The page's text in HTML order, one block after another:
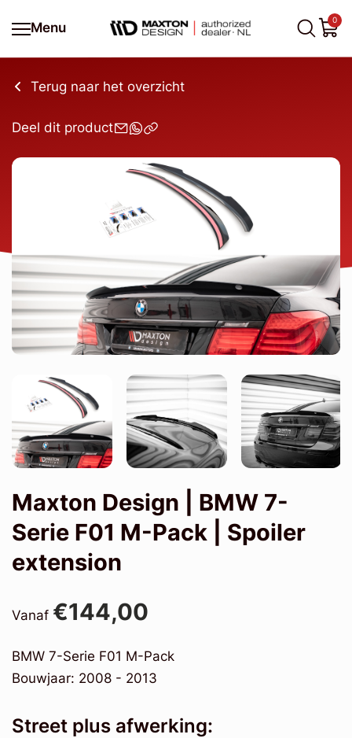
Menu
0
Terug naar het overzicht
Deel dit product
Maxton Design | BMW 7-
Serie F01 M-Pack | Spoiler
extension
Vanaf €144,00
BMW 7-Serie F01 M-Pack
Bouwjaar: 2008 - 2013
Street plus afwerking: